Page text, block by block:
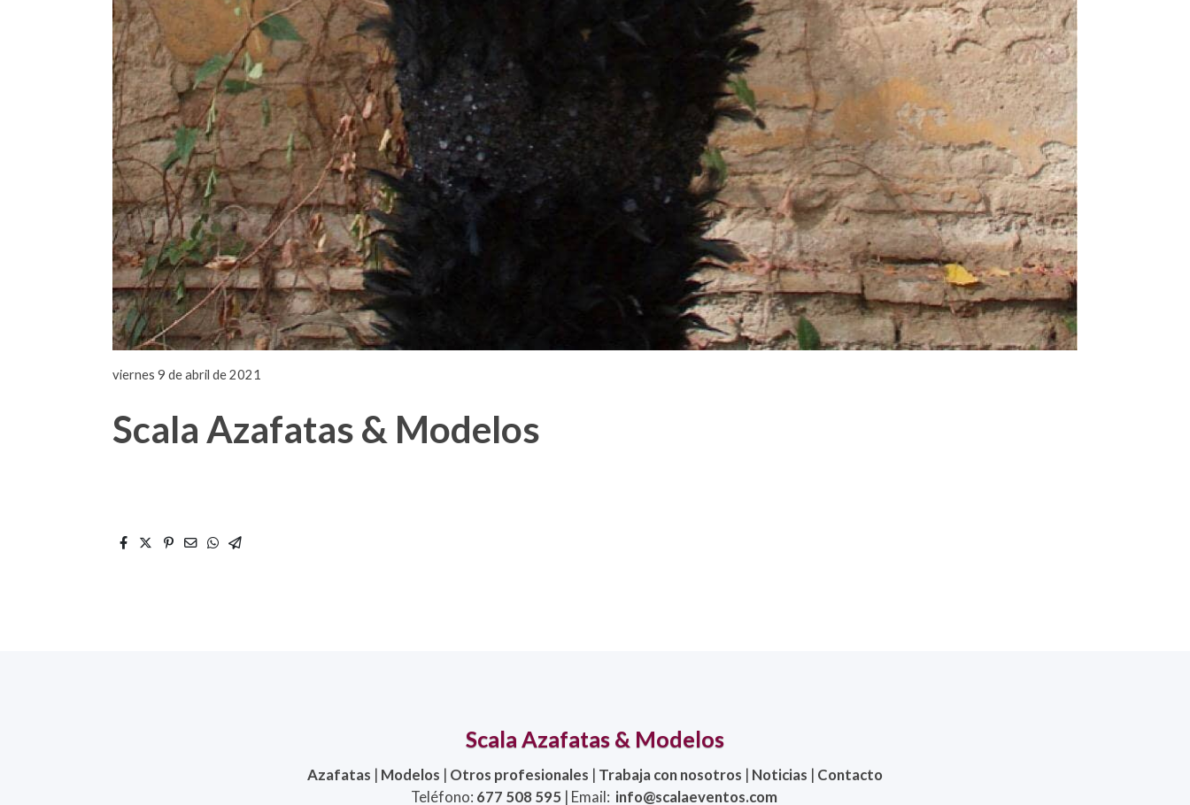
viernes 9 de abril de 2021
Scala Azafatas & Modelos
Scala Azafatas & Modelos
Azafatas | Modelos | Otros profesionales | Trabaja con nosotros | Noticias | Contacto
Teléfono: 677 508 595 | Email: info@scalaeventos.com